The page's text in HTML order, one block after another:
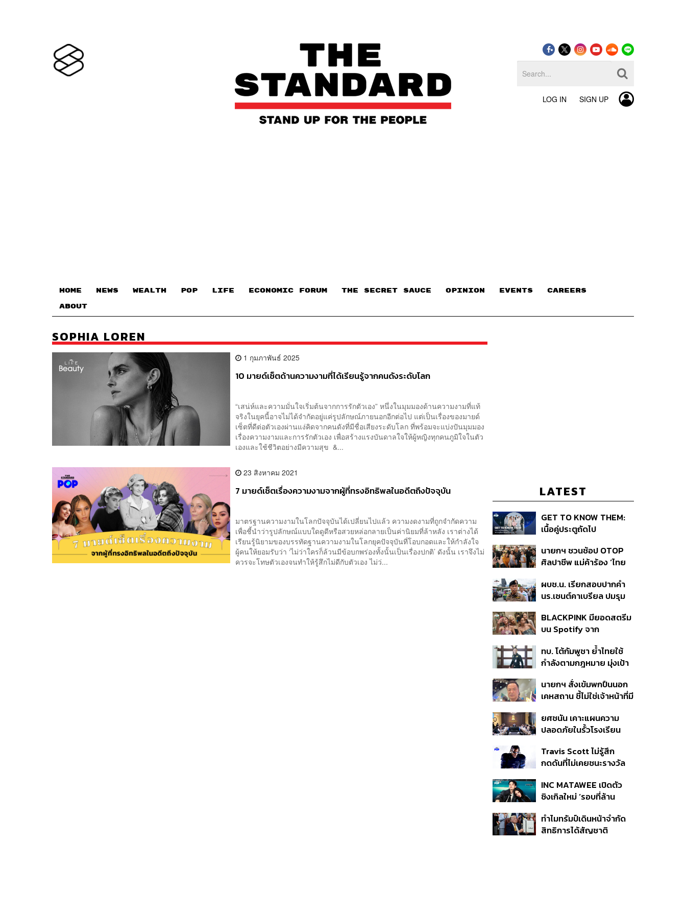
LOG IN SIGN UP
HOME NEWS WEALTH POP LIFE ECONOMIC FORUM THE SECRET SAUCE​ OPINION EVENTS CAREERS
ABOUT
SOPHIA LOREN
1 กุมภาพันธ์ 2025
10 มายด์เซ็ตด้านความงามที่ได้เรียนรู้จากคนดังระดับโลก
“เสน่ห์และความมั่นใจเริ่มต้นจากการรักตัวเอง” หนึ่งในมุมมองด้านความงามที่แท้
จริงในยุคนี้อาจไม่ได้จำกัดอยู่แค่รูปลักษณ์ภายนอกอีกต่อไป แต่เป็นเรื่องของมายด์
เซ็ตที่ดีต่อตัวเองผ่านแง่คิดจากคนดังที่มีชื่อเสียงระดับโลก ที่พร้อมจะแบ่งปันมุมมอง
เรื่องความงามและการรักตัวเอง เพื่อสร้างแรงบันดาลใจให้ผู้หญิงทุกคนภูมิใจในตัว
เองและใช้ชีวิตอย่างมีความสุข &...
23 สิงหาคม 2021
7 มายด์เซ็ตเรื่องความงามจากผู้ที่ทรงอิทธิพลในอดีตถึงปัจจุบัน
มาตรฐานความงามในโลกปัจจุบันได้เปลี่ยนไปแล้ว ความงดงามที่ถูกจำกัดความ
เพื่อชี้นำว่ารูปลักษณ์แบบใดดูดีหรือสวยหล่อกลายเป็นค่านิยมที่ล้าหลัง เราต่างได้
เรียนรู้นิยามของบรรทัดฐานความงามในโลกยุคปัจจุบันที่โอบกอดและให้กำลังใจ
ผู้คนให้ยอมรับว่า ‘ไม่ว่าใครก็ล้วนมีข้อบกพร่องทั้งนั้นเป็นเรื่องปกติ’ ดังนั้น เราจึงไม่
ควรจะโทษตัวเองจนทำให้รู้สึกไม่ดีกับตัวเอง ไม่ว่...
LATEST
GET TO KNOW THEM:
เนื้อคู่ประตูถัดไป
นายกฯ ชวนช้อป OTOP
ศิลปาชีพ แม่ค้าร้อง ‘ไทย
ถามมีต่อไหม นายกฯ ตอบ
‘เดี๋ยวจะพยายาม’
ผบช.น. เรียกสอบปากคำ
นร.เซนต์คาเบรียล ปมรุม
ดำเนินคดีแล้ว
BLACKPINK มียอดสตรีม
บน Spotify จาก
ครั้ง ตลอด 10 ปีที่ผ่านมา
ทบ. โต้กัมพูชา ย้ำไทยใช้
กำลังตามกฎหมาย มุ่งเป้า
หายไทยไม่อาจลบด้วย
ข้อมูลบิดเบือน
นายกฯ สั่งเข้มพกปืนนอก
เคหสถาน ชี้ไม่ใช่เจ้าหน้าที่มี
ก่อเหตุ เจ้าของร่วมรับผิด
ยศชนัน เคาะแผนความ
ปลอดภัยในรั้วโรงเรียน
ดูแล-คุมเข้มคัดกรองสิ่ง
ผิดกฎหมาย
Travis Scott ไม่รู้สึก
กดดันที่ไม่เคยชนะรางวัล
แล้ว 10 ครั้ง
INC MATAWEE เปิดตัว
ซิงเกิลใหม่ ‘รอบที่ล้าน
มาแสดงในมิวสิกวิดีโอ
ทำไมทรัมป์เดินหน้าจำกัด
สิทธิการได้สัญชาติ